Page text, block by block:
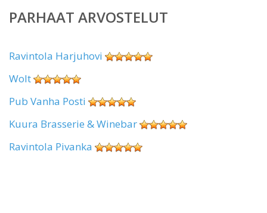
PARHAAT ARVOSTELUT
Ravintola Harjuhovi
Wolt
Pub Vanha Posti
Kuura Brasserie & Winebar
Ravintola Pivanka